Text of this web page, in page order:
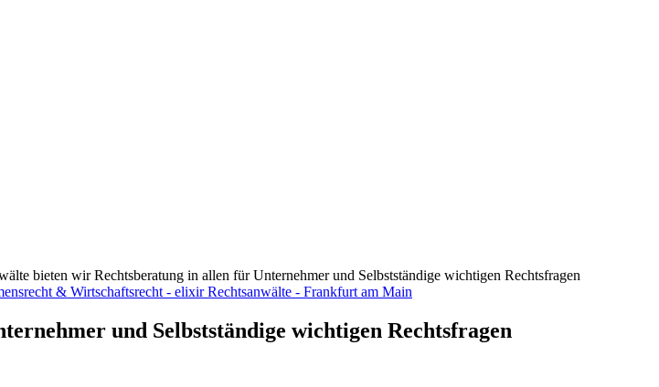
bieten wir Rechtsberatung in allen für Unternehmer und Selbstständige wichtigen Rechtsfragen
und Selbstständige wichtigen Rechtsfragen